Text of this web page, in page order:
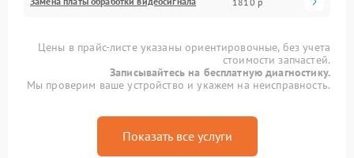
Цены в прайс-листе указаны ориентировочные, без учета
стоимости запчастей.
Записывайтесь на бесплатную диагностику.
Мы проверим ваше устройство и укажем на неисправность.
Показать все услуги